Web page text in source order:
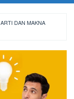
DAN MAKNA